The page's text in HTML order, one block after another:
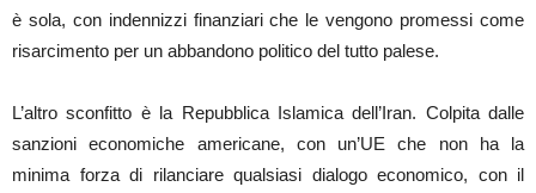
è sola, con indennizzi finanziari che le vengono promessi come
risarcimento per un abbandono politico del tutto palese.
L’altro sconfitto è la Repubblica Islamica dell’Iran. Colpita dalle
sanzioni economiche americane, con un’UE che non ha la
minima forza di rilanciare qualsiasi dialogo economico, con il